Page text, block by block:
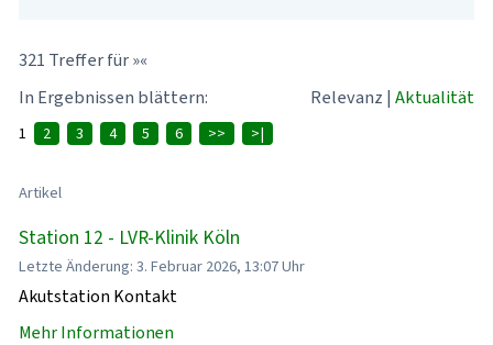
321 Treffer für »«
In Ergebnissen blättern:
Relevanz | Aktualität
1 2 3 4 5 6 >> >|
Artikel
Station 12 - LVR-Klinik Köln
Letzte Änderung: 3. Februar 2026, 13:07 Uhr
Akutstation Kontakt
Mehr Informationen